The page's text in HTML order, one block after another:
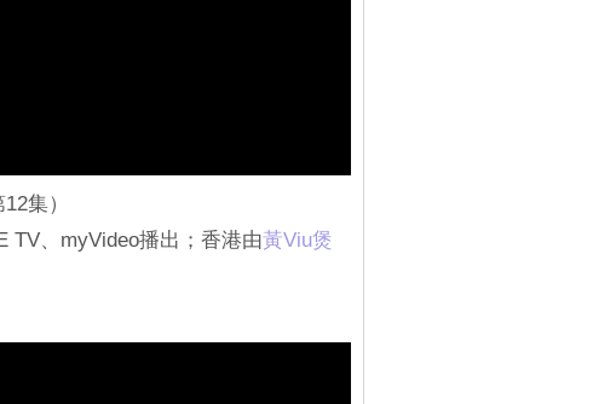
集）
TV、myVideo播出；香港由黃Viu煲